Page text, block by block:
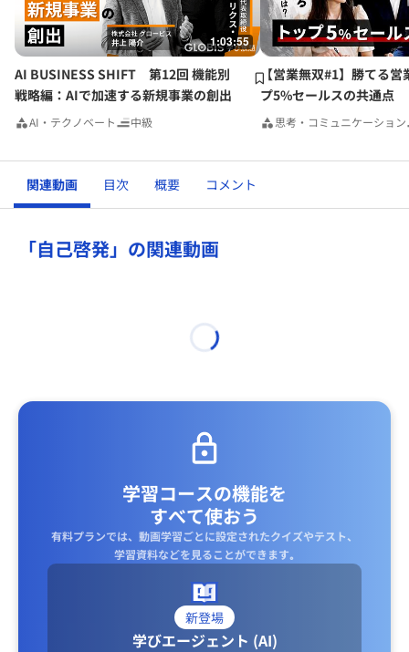
1:03:55
AI BUSINESS SHIFT 第12回 機能別
戦略編：AIで加速する新規事業の創出
AI・テクノベート 中級
【営業無双#1】勝てる営
プ5%セールスの共通点
思考・コミュニケーション
関連動画 目次 概要 コメント
「自己啓発」の関連動画
学習コースの機能を
すべて使おう
有料プランでは、動画学習ごとに設定されたクイズやテスト、
学習資料などを見ることができます｡
新登場
学びエージェント (AI)